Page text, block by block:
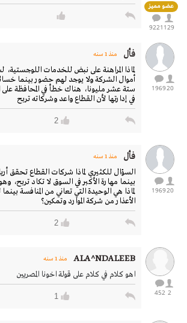
عضو مميز
129
9221
20
1969
فأل منذ 1 سنه
لماذا المراهنة على نبض للخدمات
أموال الشركة ولا يوجد لهم حضور بينما
ستة عشر مليونا، هناك خطأ في المحافظة
في إدارتها لأن القطاع واعد وشركاته تربح
2
20
1969
فأل منذ 1 سنه
السؤال للكثيري لماذا شركات القطاع تحقق
بينما مهارة الأكبر في السوق لا تكاد تربح،
لماذا هي الوحيدة التي تعاني من المنافسة
الأعذار من شركة الموارد وتمكين؟
2
2
452
ALA^NDALEEB منذ 1 سنه
اهو كلام في كلام على قولة اخونا المصريين
1